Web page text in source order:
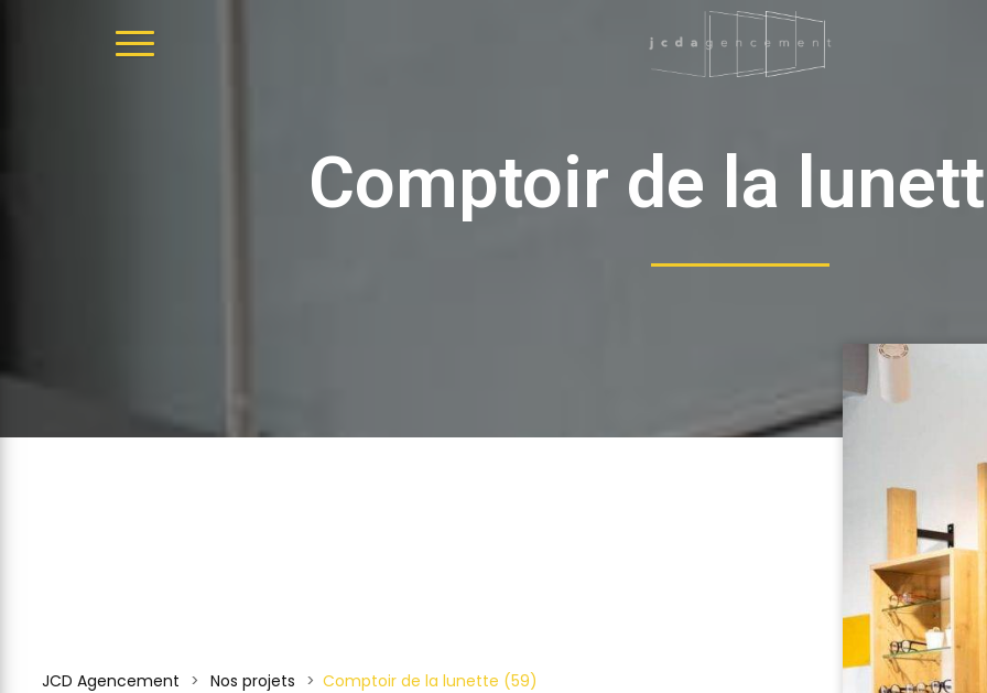
DÉPLIER
LA
Comptoir de la
JCD Agencement > Nos projets > Comptoir de la lunette (59)